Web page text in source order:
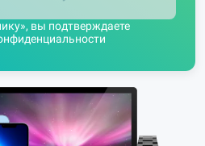
вы подтверждаете